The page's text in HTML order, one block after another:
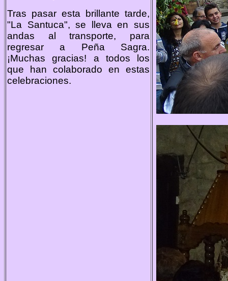
Tras pasar esta brillante tarde,
"La Santuca", se lleva en sus
andas al transporte, para
regresar a Peña Sagra.
¡Muchas gracias! a todos los
que han colaborado en estas
celebraciones.